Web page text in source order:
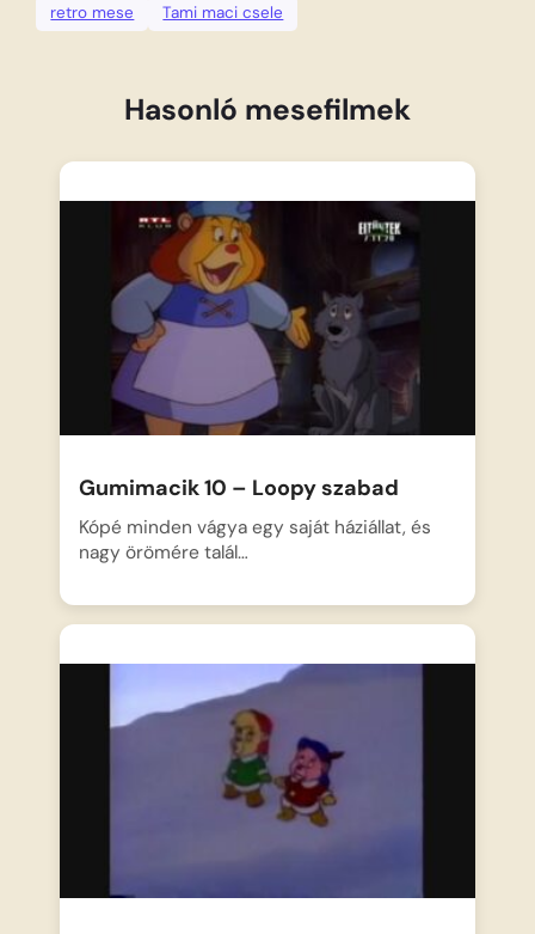
retro mese
Tami maci csele
Hasonló mesefilmek
Gumimacik 10 – Loopy szabad
Kópé minden vágya egy saját háziállat, és
nagy örömére talál…